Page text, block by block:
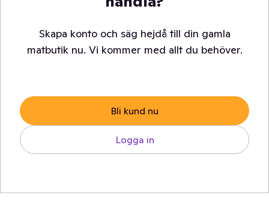
Skapa konto och säg hejdå till din gamla
matbutik nu. Vi kommer med allt du behöver.
Bli kund nu
Logga in